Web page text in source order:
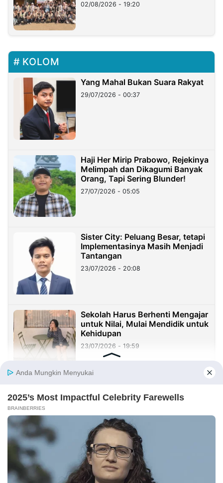
02/08/2026 - 19:20
KOLOM
Yang Mahal Bukan Suara Rakyat
29/07/2026 - 00:37
Haji Her Mirip Prabowo, Rejekinya
Melimpah dan Dikagumi Banyak
Orang, Tapi Sering Blunder!
27/07/2026 - 05:05
Sister City: Peluang Besar, tetapi
Implementasinya Masih Menjadi
Tantangan
23/07/2026 - 20:08
Sekolah Harus Berhenti Mengajar
untuk Nilai, Mulai Mendidik untuk
Kehidupan
23/07/2026 - 19:59
Benang Merah Sindangkasih:
Dari Perintis Purwakarta hingga
21/07/2026 - 09:22